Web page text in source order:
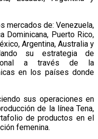
mercados de: Venezuela,
Dominicana, Puerto Rico,
Argentina, Australia y
su estrategia de
a través de la
en los países donde
sus operaciones en
de la línea Tena,
de productos en el
femenina.